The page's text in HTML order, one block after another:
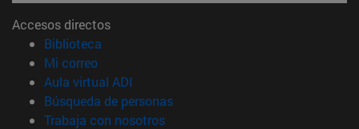
Accesos directos
Biblioteca
Mi correo(abre en nueva ventana)
Aula virtual ADI
Búsqueda de personas(abre en nueva ventana)
Trabaja con nosotros(abre en nueva ventana)